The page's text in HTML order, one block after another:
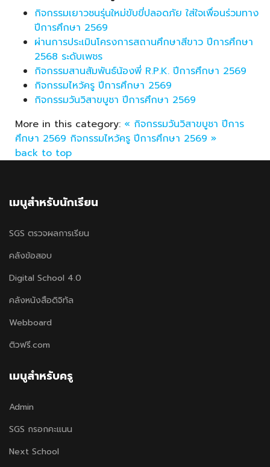
กิจกรรมเยาวชนรุ่นใหม่ขับขี่ปลอดภัย ใส่ใจเพื่อนร่วมทาง
ปีการศึกษา 2569
ผ่านการประเมินโครงการสถานศึกษาสีขาว ปีการศึกษา
2568 ระดับเพชร
กิจกรรมสานสัมพันธ์น้องพี่ R.P.K. ปีการศึกษา 2569
กิจกรรมไหว้ครู ปีการศึกษา 2569
กิจกรรมวันวิสาขบูชา ปีการศึกษา 2569
More in this category: « กิจกรรมวันวิสาขบูชา ปีการ
ศึกษา 2569 กิจกรรมไหว้ครู ปีการศึกษา 2569 »
back to top
เมนูสำหรับนักเรียน
SGS ตรวจผลการเรียน
คลังข้อสอบ
Digital School 4.0
คลังหนังสือดิจิทัล
Webboard
ติวฟรี.com
เมนูสำหรับครู
Admin
SGS กรอกคะแนน
Next School